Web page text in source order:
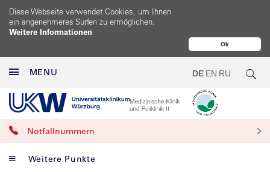
Ok
Diese Webseite verwendet Cookies, um Ihnen
ein angenehmeres Surfen zu ermöglichen.
Weitere Informationen
MENU DE EN RU
Notfallnummern
Weitere Punkte